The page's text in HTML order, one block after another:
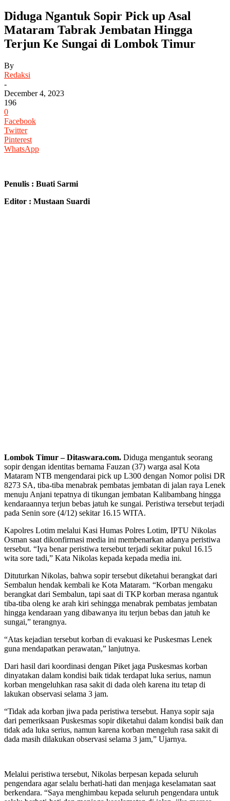
Diduga Ngantuk Sopir Pick up Asal
Mataram Tabrak Jembatan Hingga
Terjun Ke Sungai di Lombok Timur
By
Redaksi
-
December 4, 2023
196
0
Facebook
Twitter
Pinterest
WhatsApp
Penulis : Buati Sarmi
Editor : Mustaan Suardi
Lombok Timur – Ditaswara.com. Diduga mengantuk seorang
sopir dengan identitas bernama Fauzan (37) warga asal Kota
Mataram NTB mengendarai pick up L300 dengan Nomor polisi DR
8273 SA, tiba-tiba menabrak pembatas jembatan di jalan raya Lenek
menuju Anjani tepatnya di tikungan jembatan Kalibambang hingga
kendaraannya terjun bebas jatuh ke sungai. Peristiwa tersebut terjadi
pada Senin sore (4/12) sekitar 16.15 WITA.
Kapolres Lotim melalui Kasi Humas Polres Lotim, IPTU Nikolas
Osman saat dikonfirmasi media ini membenarkan adanya peristiwa
tersebut. “Iya benar peristiwa tersebut terjadi sekitar pukul 16.15
wita sore tadi,” Kata Nikolas kepada kepada media ini.
Dituturkan Nikolas, bahwa sopir tersebut diketahui berangkat dari
Sembalun hendak kembali ke Kota Mataram. “Korban mengaku
berangkat dari Sembalun, tapi saat di TKP korban merasa ngantuk
tiba-tiba oleng ke arah kiri sehingga menabrak pembatas jembatan
hingga kendaraan yang dibawanya itu terjun bebas dan jatuh ke
sungai,” terangnya.
“Atas kejadian tersebut korban di evakuasi ke Puskesmas Lenek
guna mendapatkan perawatan,” lanjutnya.
Dari hasil dari koordinasi dengan Piket jaga Puskesmas korban
dinyatakan dalam kondisi baik tidak terdapat luka serius, namun
korban mengeluhkan rasa sakit di dada oleh karena itu tetap di
lakukan observasi selama 3 jam.
“Tidak ada korban jiwa pada peristiwa tersebut. Hanya sopir saja
dari pemeriksaan Puskesmas sopir diketahui dalam kondisi baik dan
tidak ada luka serius, namun karena korban mengeluh rasa sakit di
dada masih dilakukan observasi selama 3 jam,” Ujarnya.
Melalui peristiwa tersebut, Nikolas berpesan kepada seluruh
pengendara agar selalu berhati-hati dan menjaga keselamatan saat
berkendara. “Saya menghimbau kepada seluruh pengendara untuk